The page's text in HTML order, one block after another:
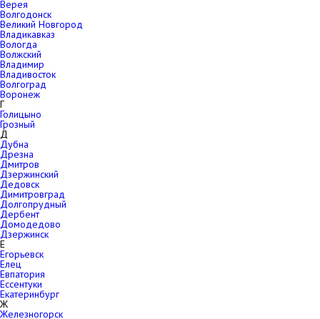
Верея
Волгодонск
Великий Новгород
Владикавказ
Вологда
Волжский
Владимир
Владивосток
Волгоград
Воронеж
Г
Голицыно
Грозный
Д
Дубна
Дрезна
Дмитров
Дзержинский
Дедовск
Димитровград
Долгопрудный
Дербент
Домодедово
Дзержинск
Е
Егорьевск
Елец
Евпатория
Ессентуки
Екатеринбург
Ж
Железногорск